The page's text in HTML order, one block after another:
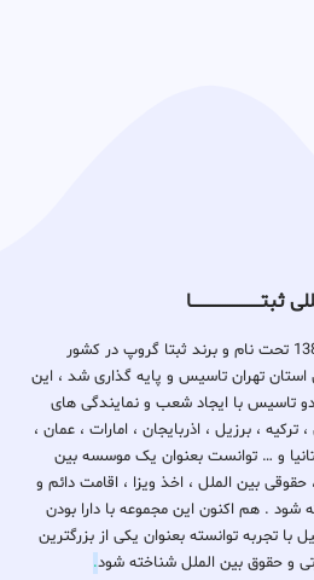
مرکز تخصصی ثبتا در سال 1381 تحت نام و برند ثبتا گروپ در کشور
استان تهران تاسیس و پایه گذاری شد ، این
تاسیس با ایجاد شعب و نمایندگی های
، برزیل ، اذربایجان ، امارات ، عمان ،
و … توانست بعنوان یک موسسه بین
حقوقی بین الملل ، اخذ ویزا ، اقامت دائم و
. هم اکنون این مجموعه با دارا بودن
و وکیل با تجربه توانسته بعنوان یکی از بزرگترین
و حقوق بین الملل شناخته شود.